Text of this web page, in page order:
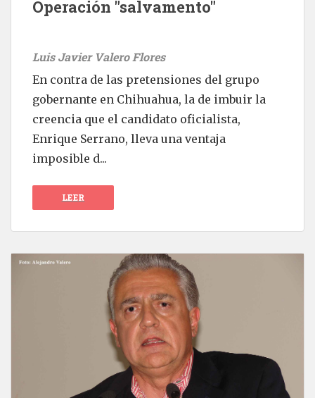
Operación "salvamento"
Luis Javier Valero Flores
En contra de las pretensiones del grupo
gobernante en Chihuahua, la de imbuir la
creencia que el candidato oficialista,
Enrique Serrano, lleva una ventaja
imposible d...
LEER